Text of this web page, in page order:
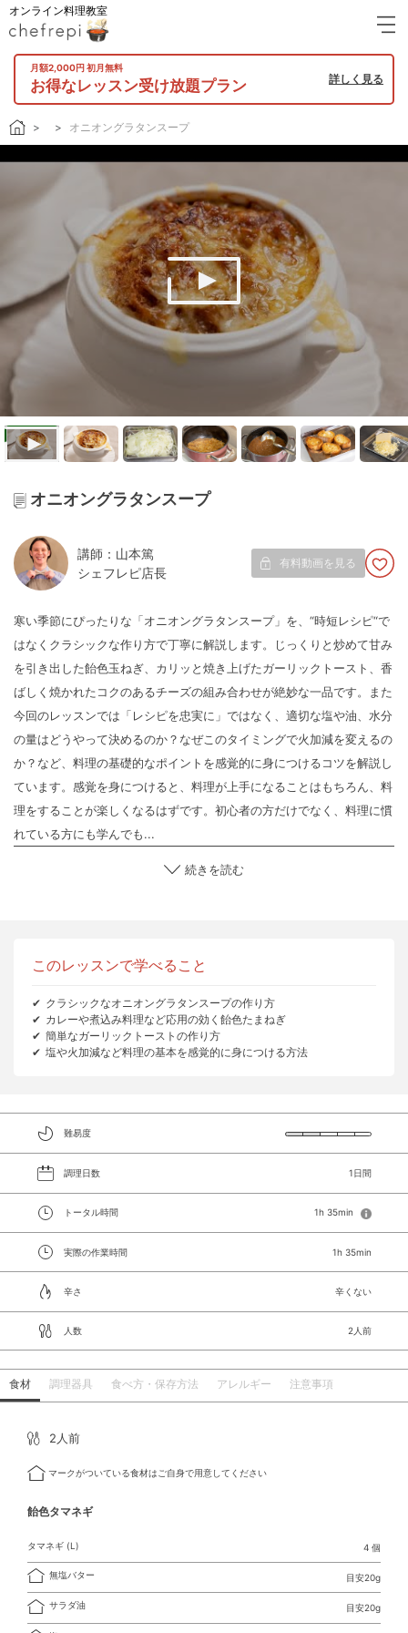
オンライン料理教室
月額2,000円 初月無料
お得なレッスン受け放題プラン 詳しく見る
オニオングラタンスープ
オニオングラタンスープ
講師：山本篤
シェフレピ店長
有料動画を見る
寒い季節にぴったりな「オニオングラタンスープ」を、“時短レシピ“で
はなくクラシックな作り方で丁寧に解説します。じっくりと炒めて甘み
を引き出した飴色玉ねぎ、カリッと焼き上げたガーリックトースト、香
ばしく焼かれたコクのあるチーズの組み合わせが絶妙な一品です。また
今回のレッスンでは「レシピを忠実に」ではなく、適切な塩や油、水分
の量はどうやって決めるのか？なぜこのタイミングで火加減を変えるの
か？など、料理の基礎的なポイントを感覚的に身につけるコツを解説し
ています。感覚を身につけると、料理が上手になることはもちろん、料
理をすることが楽しくなるはずです。初心者の方だけでなく、料理に慣
れている方にも学んでも...
続きを読む
このレッスンで学べること
クラシックなオニオングラタンスープの作り方
カレーや煮込み料理など応用の効く飴色たまねぎ
簡単なガーリックトーストの作り方
塩や火加減など料理の基本を感覚的に身につける方法
難易度
調理日数 1日間
トータル時間 1h 35min
実際の作業時間 1h 35min
辛さ 辛くない
人数 2人前
食材 調理器具 食べ方・保存方法 アレルギー 注意事項
2人前
マークがついている食材はご自身で用意してください
飴色タマネギ
タマネギ (L) 4 個
無塩バター 目安20g
サラダ油 目安20g